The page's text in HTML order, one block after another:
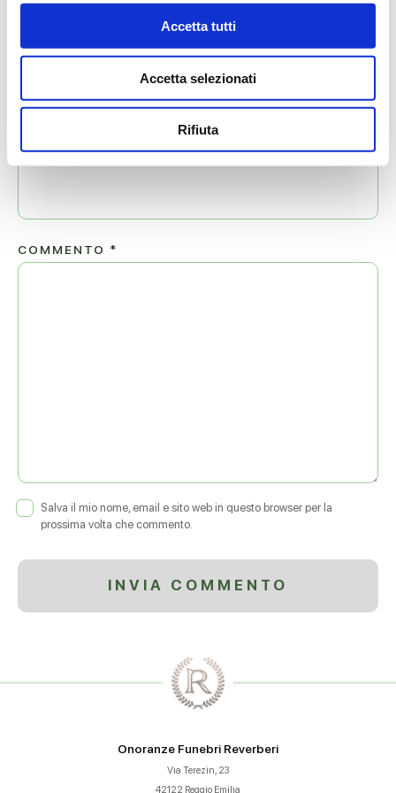
Accetta tutti
Accetta selezionati
Rifiuta
COMMENTO *
Salva il mio nome, email e sito web in questo browser per la
prossima volta che commento.
Onoranze Funebri Reverberi
Via Terezin, 23
42122 Reggio Emilia